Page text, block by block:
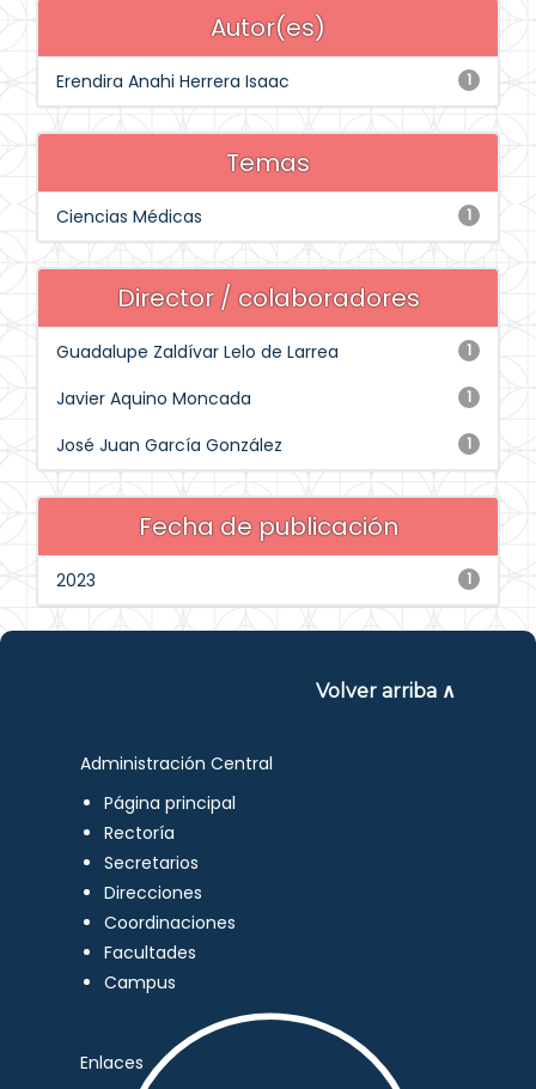
Autor(es)
1
Erendira Anahi Herrera Isaac
Temas
1
Ciencias Médicas
Director / colaboradores
1
Guadalupe Zaldívar Lelo de Larrea
1
Javier Aquino Moncada
1
José Juan García González
Fecha de publicación
1
2023
Volver arriba ∧
Administración Central
Página principal
Rectoría
Secretarios
Direcciones
Coordinaciones
Facultades
Campus
Enlaces